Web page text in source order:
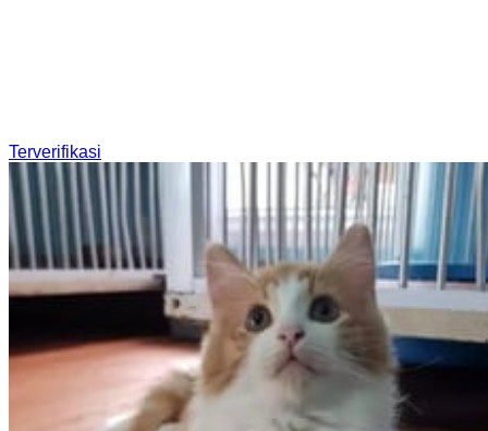
Terverifikasi